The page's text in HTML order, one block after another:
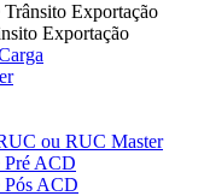
Exportação
Exportação
ou RUC Master
Pré ACD
Pós ACD